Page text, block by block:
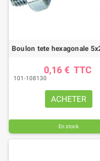
0,16 € TTC
101-108130
ACHETER
En stock